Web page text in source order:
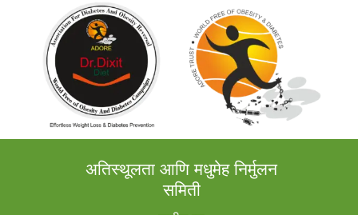
अतिस्थूलता आणि मधुमेह निर्मुलन
समिती